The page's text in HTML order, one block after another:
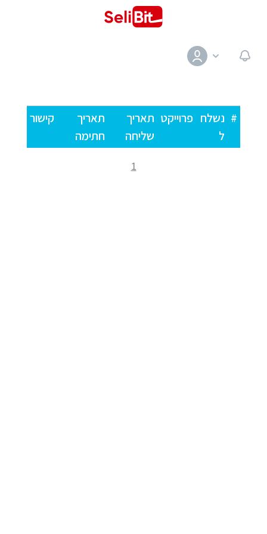
# נשלח
ל
פרוייקט תאריך
שליחה
תאריך
חתימה
קישור
1